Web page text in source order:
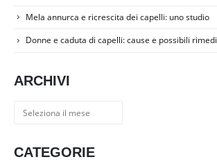
Mela annurca e ricrescita dei capelli: uno studio
Donne e caduta di capelli: cause e possibili rimedi
ARCHIVI
Archivi
CATEGORIE